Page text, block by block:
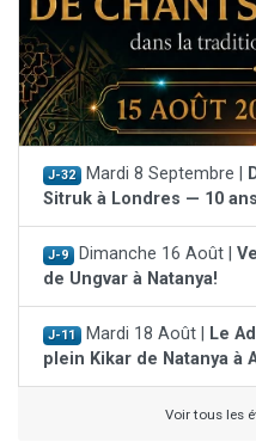
J-32 Mardi 8 Septembre |
Sitruk à Londres — 10
J-9 Dimanche 16 Août |
de Ungvar à Natanya!
J-11 Mardi 18 Août |
Le
plein Kikar de Natanya à
Voir tous les